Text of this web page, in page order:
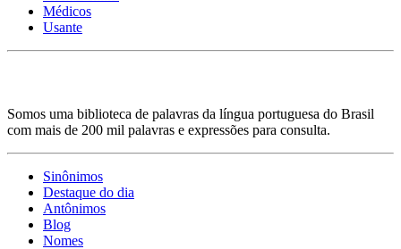
Médicos
Usante
Somos uma biblioteca de palavras da língua portuguesa do Brasil
com mais de 200 mil palavras e expressões para consulta.
Sinônimos
Destaque do dia
Antônimos
Blog
Nomes